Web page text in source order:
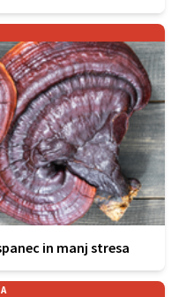
in manj stresa